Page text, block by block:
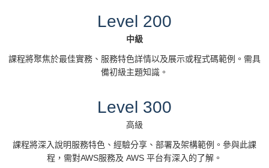
12:30
以人工智慧推動創新與轉型 - Machine Learning
for Innovation and Transformation
講師: Yubo Wang, Business Development
Manager, AWS
午餐休息時間
物聯網個案研究：商業與工業領域使用案例 Case
Studies in IoT – Introducing commercial and
Level 200
中級
課程將聚焦於最佳實務、服務特色詳情以及展示或程式碼範例。需具
備初級主題知識。
Level 300
高級
課程將深入說明服務特色、經驗分享、部署及架構範例。參與此課
程，需對AWS服務及 AWS 平台有深入的了解。